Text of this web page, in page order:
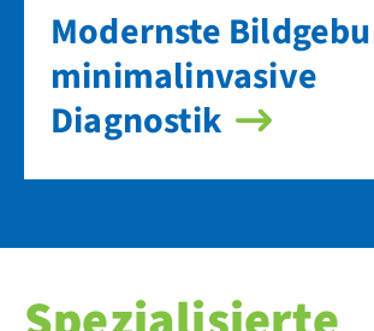
Modernste
minimal­invasive
Diagnostik